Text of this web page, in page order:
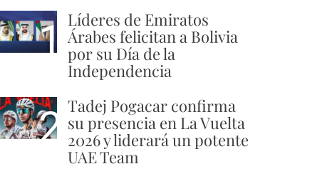
1 Líderes de Emiratos
Árabes felicitan a Bolivia
por su Día de la
Independencia
2 Tadej Pogacar confirma
su presencia en La Vuelta
2026 y liderará un potente
UAE Team